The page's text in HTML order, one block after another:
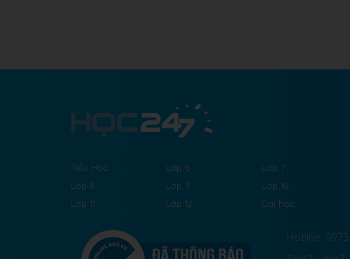
Tiểu Học Lớp 6
Lớp 7
Lớp 8
Lớp 9
Lớp 10
Lớp 11
Lớp 12 Đại học
Hotline: 0973